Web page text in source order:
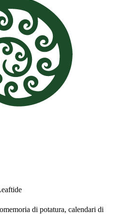
di potatura, calendari di